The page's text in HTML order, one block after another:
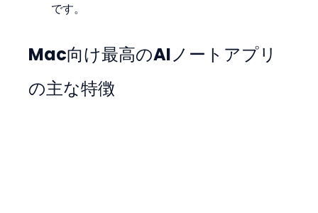
です。
Mac向け最高のAIノートアプリ
の主な特徴